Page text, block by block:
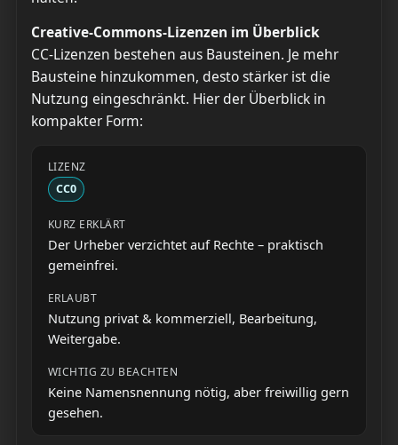
Creative-Commons-Lizenzen im Überblick
CC-Lizenzen bestehen aus Bausteinen. Je mehr
Bausteine hinzukommen, desto stärker ist die
Nutzung eingeschränkt. Hier der Überblick in
kompakter Form:
CC0
Der Urheber verzichtet auf Rechte – praktisch
gemeinfrei.
Nutzung privat & kommerziell, Bearbeitung,
Weitergabe.
Keine Namensnennung nötig, aber freiwillig gern
gesehen.